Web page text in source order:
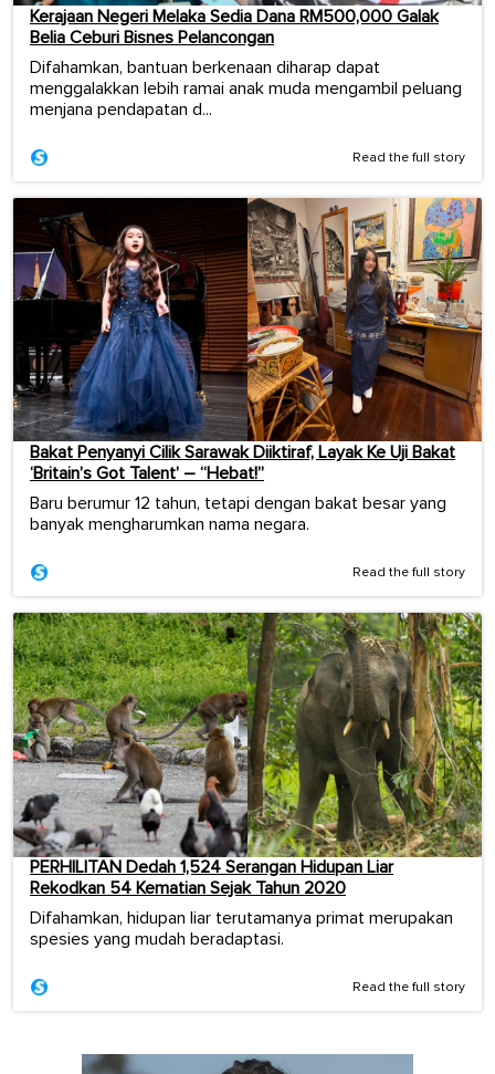
Kerajaan Negeri Melaka Sedia Dana RM500,000 Galak
Belia Ceburi Bisnes Pelancongan
Difahamkan, bantuan berkenaan diharap dapat
menggalakkan lebih ramai anak muda mengambil peluang
menjana pendapatan d...
Read the full story
Bakat Penyanyi Cilik Sarawak Diiktiraf, Layak Ke Uji Bakat
‘Britain’s Got Talent’ – “Hebat!”
Baru berumur 12 tahun, tetapi dengan bakat besar yang
banyak mengharumkan nama negara.
Read the full story
PERHILITAN Dedah 1,524 Serangan Hidupan Liar
Rekodkan 54 Kematian Sejak Tahun 2020
Difahamkan, hidupan liar terutamanya primat merupakan
spesies yang mudah beradaptasi.
Read the full story